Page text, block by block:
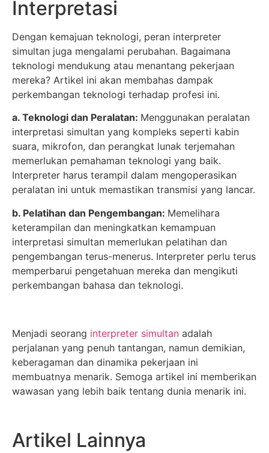
Interpretasi
Dengan kemajuan teknologi, peran interpreter
simultan juga mengalami perubahan. Bagaimana
teknologi mendukung atau menantang pekerjaan
mereka? Artikel ini akan membahas dampak
perkembangan teknologi terhadap profesi ini.
a. Teknologi dan Peralatan: Menggunakan peralatan
interpretasi simultan yang kompleks seperti kabin
suara, mikrofon, dan perangkat lunak terjemahan
memerlukan pemahaman teknologi yang baik.
Interpreter harus terampil dalam mengoperasikan
peralatan ini untuk memastikan transmisi yang lancar.
b. Pelatihan dan Pengembangan: Memelihara
keterampilan dan meningkatkan kemampuan
interpretasi simultan memerlukan pelatihan dan
pengembangan terus-menerus. Interpreter perlu terus
memperbarui pengetahuan mereka dan mengikuti
perkembangan bahasa dan teknologi.
Menjadi seorang interpreter simultan adalah
perjalanan yang penuh tantangan, namun demikian,
keberagaman dan dinamika pekerjaan ini
membuatnya menarik. Semoga artikel ini memberikan
wawasan yang lebih baik tentang dunia menarik ini.
Artikel Lainnya